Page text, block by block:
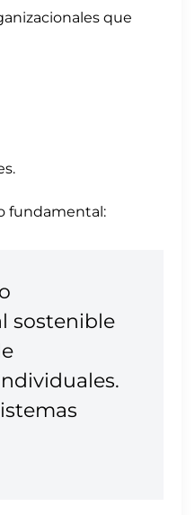
que
fundamental:
sostenible